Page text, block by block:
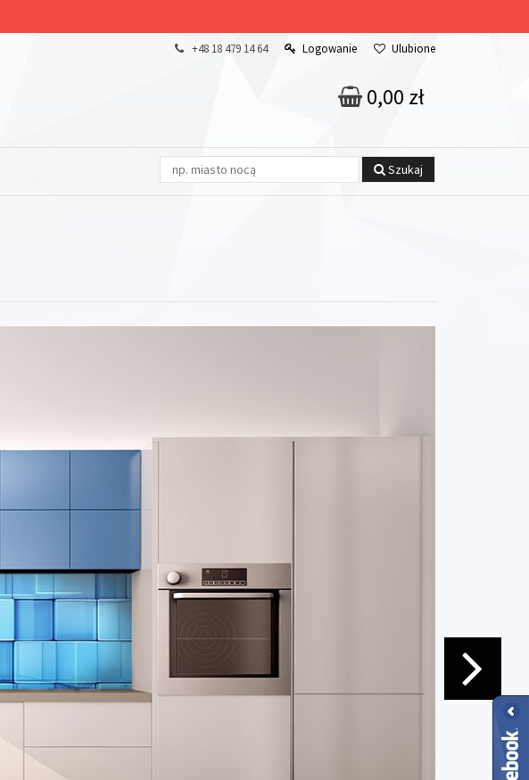
+48 18 479 14 64 Logowanie Ulubione
0,00 zł
Szukaj